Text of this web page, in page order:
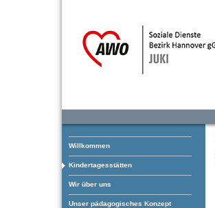
Willkommen
Kindertagesstätten
Wir über uns
Unser pädagogisches Konzept